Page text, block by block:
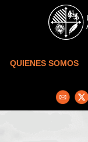
Skip to main content
QUIENES SOMOS